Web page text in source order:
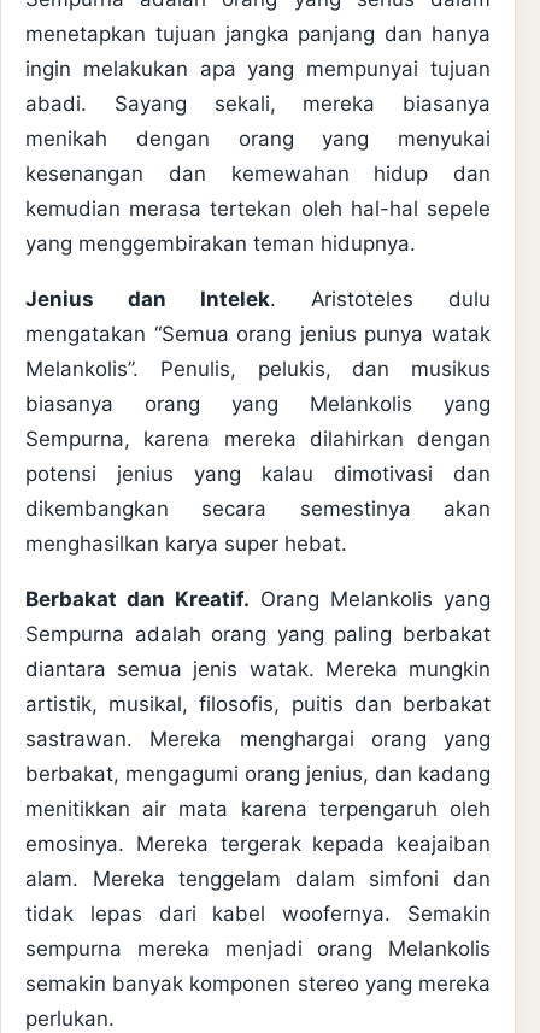
menetapkan tujuan jangka panjang dan hanya
ingin melakukan apa yang mempunyai tujuan
abadi. Sayang sekali, mereka biasanya
menikah dengan orang yang menyukai
kesenangan dan kemewahan hidup dan
kemudian merasa tertekan oleh hal-hal sepele
yang menggembirakan teman hidupnya.
Jenius dan Intelek. Aristoteles dulu
mengatakan “Semua orang jenius punya watak
Melankolis”. Penulis, pelukis, dan musikus
biasanya orang yang Melankolis yang
Sempurna, karena mereka dilahirkan dengan
potensi jenius yang kalau dimotivasi dan
dikembangkan secara semestinya akan
menghasilkan karya super hebat.
Berbakat dan Kreatif. Orang Melankolis yang
Sempurna adalah orang yang paling berbakat
diantara semua jenis watak. Mereka mungkin
artistik, musikal, filosofis, puitis dan berbakat
sastrawan. Mereka menghargai orang yang
berbakat, mengagumi orang jenius, dan kadang
menitikkan air mata karena terpengaruh oleh
emosinya. Mereka tergerak kepada keajaiban
alam. Mereka tenggelam dalam simfoni dan
tidak lepas dari kabel woofernya. Semakin
sempurna mereka menjadi orang Melankolis
semakin banyak komponen stereo yang mereka
perlukan.